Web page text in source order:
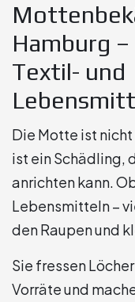
Hamburg
Textil- und
Die Motte ist nicht
ist ein Schädling,
anrichten kann.
Lebensmitteln –
den Raupen und
Sie fressen
Vorräte und